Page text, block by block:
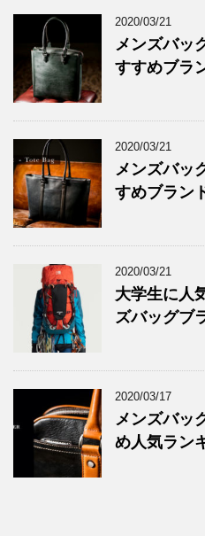
2020/03/21
メンズバッ
すすめブラ
2020/03/21
メンズバッ
すめブラン
2020/03/21
大学生に人
ズバッグブ
2020/03/17
メンズバッ
め人気ラン